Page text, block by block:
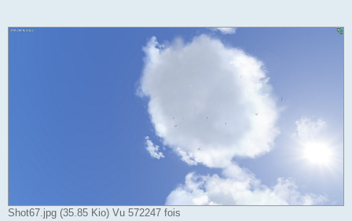
Shot67.jpg (35.85 Kio) Vu 572247 fois